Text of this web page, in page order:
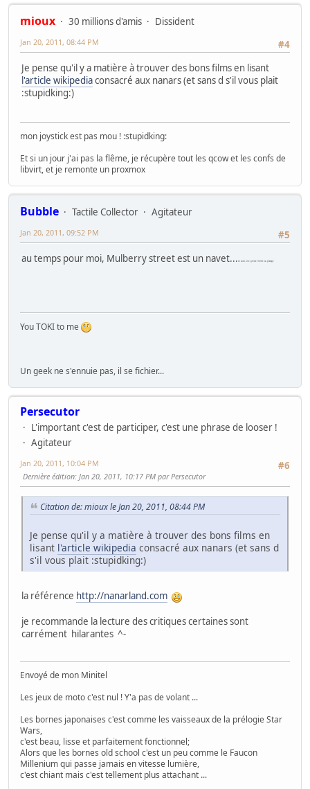
mioux 30 millions d'amis
Dissident
#4
Jan 20, 2011, 08:44 PM
Je pense qu'il y a matière à trouver des bons films en lisant
l'article wikipediaconsacré aux nanars (et sans d s'il vous plait
:stupidking:)
mon joystick est pas mou ! :stupidking:
Et si un jour j'ai pas la flême, je récupère tout les qcow et les confs de
libvirt, et je remonte un proxmox
Bubble Tactile Collector
Agitateur
#5
Jan 20, 2011, 09:52 PM
au temps pour moi, Mulberry street est un navet... et aussi une grosse merde au passage
You TOKI to me
Un geek ne s'ennuie pas, il se fichier...
Persecutor
L'important c'est de participer, c'est une phrase de looser !
Agitateur
#6
Jan 20, 2011, 10:04 PM
Dernière édition: Jan 20, 2011, 10:17 PM par Persecutor
Citation de: mioux le Jan 20, 2011, 08:44 PM
Je pense qu'il y a matière à trouver des bons films en
lisant l'article wikipedia consacré aux nanars (et sans d
s'il vous plait :stupidking:)
la référence http://nanarland.com
je recommande la lecture des critiques certaines sont
carrément hilarantes ^-
Envoyé de mon Minitel
Les jeux de moto c'est nul ! Y'a pas de volant ...
Les bornes japonaises c'est comme les vaisseaux de la prélogie Star
Wars,
c'est beau, lisse et parfaitement fonctionnel;
Alors que les bornes old school c'est un peu comme le Faucon
Millenium qui passe jamais en vitesse lumière,
c'est chiant mais c'est tellement plus attachant ...